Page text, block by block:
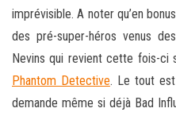
imprévisible. A noter qu’en
des pré-super-héros venus
Nevins qui revient cette fois-ci
Phantom Detective. Le tout
demande même si déjà Bad